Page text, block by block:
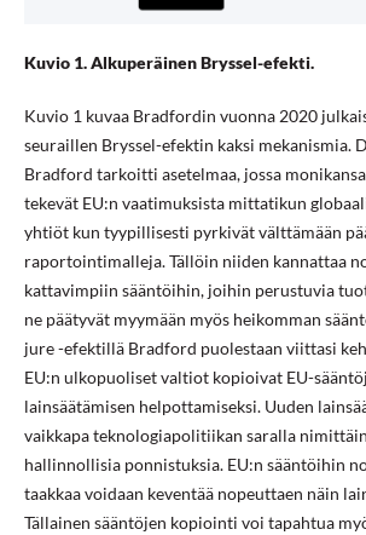
Kuvio 1. Alkuperäinen Bryssel-efekti.
Kuvio 1 kuvaa Bradfordin vuonna 2020
seuraillen Bryssel-efektin kaksi mekanismia.
Bradford tarkoitti asetelmaa, jossa
tekevät EU:n vaatimuksista mittatikun
yhtiöt kun tyypillisesti pyrkivät välttämään
raportointimalleja. Tällöin niiden kannattaa
kattavimpiin sääntöihin, joihin perustuvia
ne päätyvät myymään myös heikomman
jure -efektillä Bradford puolestaan viittasi
EU:n ulkopuoliset valtiot kopioivat EU-
lainsäätämisen helpottamiseksi. Uuden
vaikkapa teknologiapolitiikan saralla
hallinnollisia ponnistuksia. EU:n sääntöihin
taakkaa voidaan keventää nopeuttaen näin
Tällainen sääntöjen kopiointi voi tapahtua